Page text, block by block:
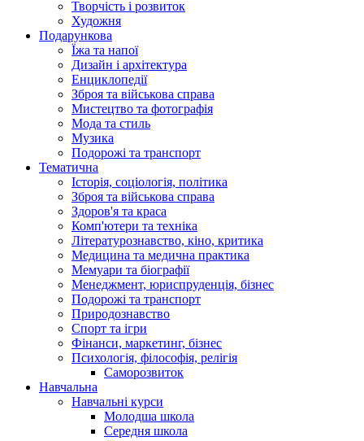
Творчість і розвиток
Художня
Подарункова
Їжа та напої
Дизайн і архітектура
Енциклопедії
Зброя та військова справа
Мистецтво та фотографія
Мода та стиль
Музика
Подорожі та транспорт
Тематична
Історія, соціологія, політика
Зброя та військова справа
Здоров'я та краса
Комп'ютери та техніка
Літературознавство, кіно, критика
Медицина та медична практика
Мемуари та біографії
Менеджмент, юриспруденція, бізнес
Подорожі та транспорт
Природознавство
Спорт та ігри
Фінанси, маркетинг, бізнес
Психологія, філософія, релігія
Саморозвиток
Навчальна
Навчальні курси
Молодша школа
Середня школа